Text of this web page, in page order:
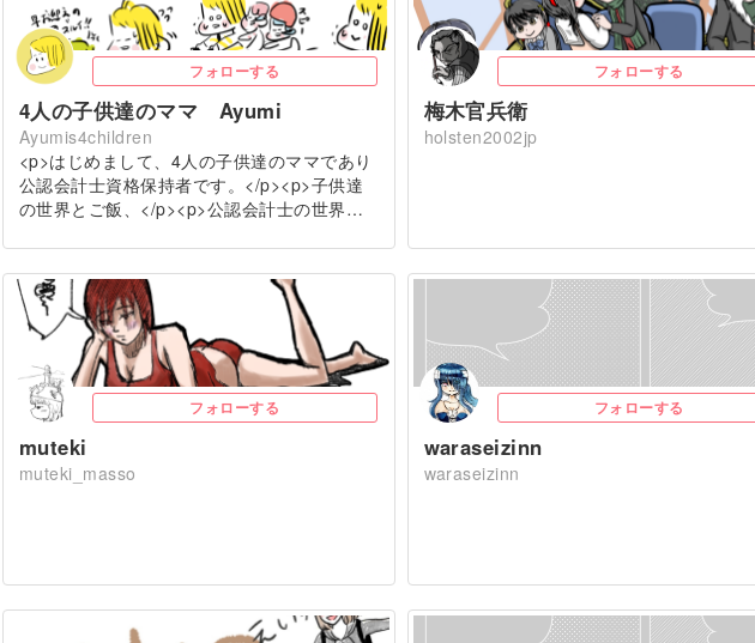
フォローする
4人の子供達のママ Ayumi
Ayumis4children
<p>はじめまして、4人の子供達のママであり
公認会計士資格保持者です。</p><p>子供達
の世界とご飯、</p><p>公認会計士の世界…
フォローする
梅木官兵衛
holsten2002jp
フォローする
muteki
muteki_masso
フォローする
waraseizinn
waraseizinn